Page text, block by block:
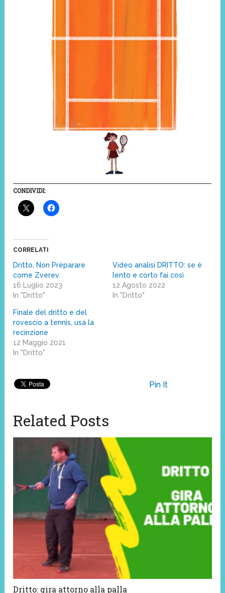
CONDIVIDI:
CORRELATI
Dritto, Non Preparare
come Zverev
16 Luglio 2023
In "Dritto"
Video analisi DRITTO: se è
lento e corto fai così
12 Agosto 2022
In "Dritto"
Finale del dritto e del
rovescio a tennis, usa la
recinzione
12 Maggio 2021
In "Dritto"
Pin It
Related Posts
Dritto: gira attorno alla palla